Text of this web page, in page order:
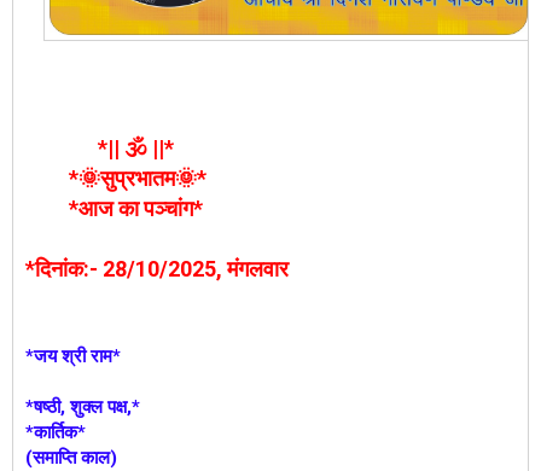
*|| 🕉️ ||*
*🌞सुप्रभातम🌞*
*आज का पञ्चांग*
*दिनांक:- 28/10/2025, मंगलवार
*जय श्री राम*
*षष्ठी, शुक्ल पक्ष,*
*कार्तिक*
(समाप्ति काल)